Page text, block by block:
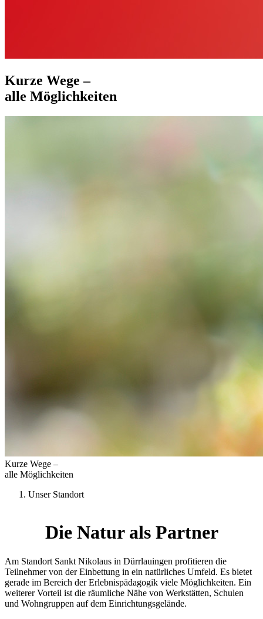
Kurze Wege –
alle Möglichkeiten
Kurze Wege –
alle Möglichkeiten
Unser Standort
Die Natur als Partner
Am Standort Sankt Nikolaus in Dürrlauingen profitieren die
Teilnehmer von der Einbettung in ein natürliches Umfeld. Es bietet
gerade im Bereich der Erlebnispädagogik viele Möglichkeiten. Ein
weiterer Vorteil ist die räumliche Nähe von Werkstätten, Schulen
und Wohngruppen auf dem Einrichtungsgelände.